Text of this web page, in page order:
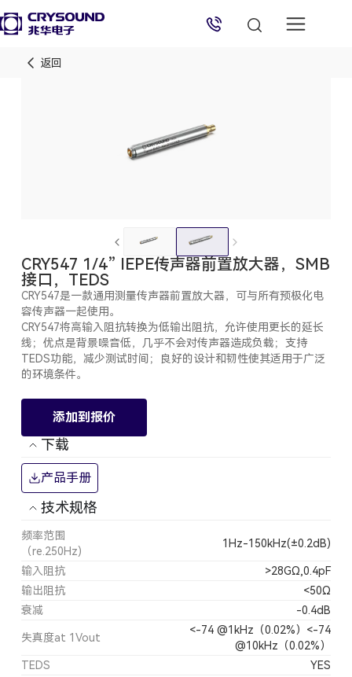
返回
CRY547 1/4” IEPE传声器前置放大器，SMB
接口，TEDS
CRY547是一款通用测量传声器前置放大器，可与所有预极化电
容传声器一起使用。
CRY547将高输入阻抗转换为低输出阻抗，允许使用更长的延长
线；优点是背景噪音低，几乎不会对传声器造成负载；支持
TEDS功能，减少测试时间；良好的设计和韧性使其适用于广泛
的环境条件。
添加到报价
下载
产品手册
技术规格
频率范围
（re.250Hz)
1Hz-150kHz(±0.2dB)
输入阻抗
>28GΩ,0.4pF
输出阻抗
<50Ω
衰减
-0.4dB
失真度at 1Vout
<-74 @1kHz（0.02%）<-74
@10kHz（0.02%）
TEDS
YES
兆华电子技术支持